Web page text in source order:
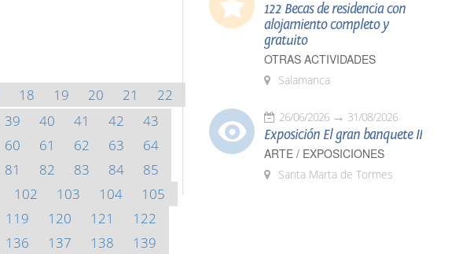
18 19 20 21
22
39 40 41 42
43
60 61 62 63
64
81 82 83 84
85
102 103 104
105
119 120 121
122
136 137 138
139
122 Becas de residencia con
alojamiento completo y
gratuito
OTRAS ACTIVIDADES
Salamanca
26/06/2026 31/08/2026
Exposición El gran banquete II
ARTE / EXPOSICIONES
Santa Marta de Tormes